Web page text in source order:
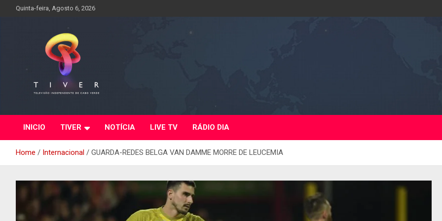
Quinta-feira, Agosto 6, 2026
INICIO TIVER NOTÍCIA LIVE TV RÁDIO DIA
Home Internacional GUARDA-REDES BELGA VAN DAMME MORRE DE LEUCEMIA